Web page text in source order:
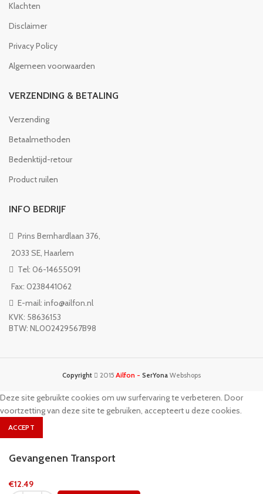
Klachten
Disclaimer
Privacy Policy
Algemeen voorwaarden
VERZENDING & BETALING
Verzending
Betaalmethoden
Bedenktijd-retour
Product ruilen
INFO BEDRIJF
Prins Bernhardlaan 376,
2033 SE, Haarlem
Tel: 06-14655091
Fax: 0238441062
E-mail: info@ailfon.nl
KVK: 58636153
BTW: NL002429567B98
Copyright 2015 Ailfon - SerYona Webshops
Deze site gebruikte cookies om uw surfervaring te verbeteren. Door
voortzetting van deze site te gebruiken, accepteert u deze cookies.
ACCEPT
Gevangenen Transport
€12.49